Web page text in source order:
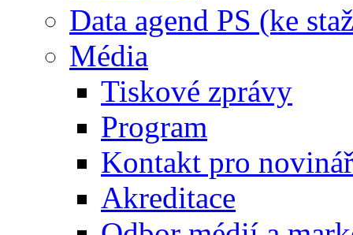
Data agend PS (ke
Média
Tiskové zprávy
Program
Kontakt pro
Akreditace